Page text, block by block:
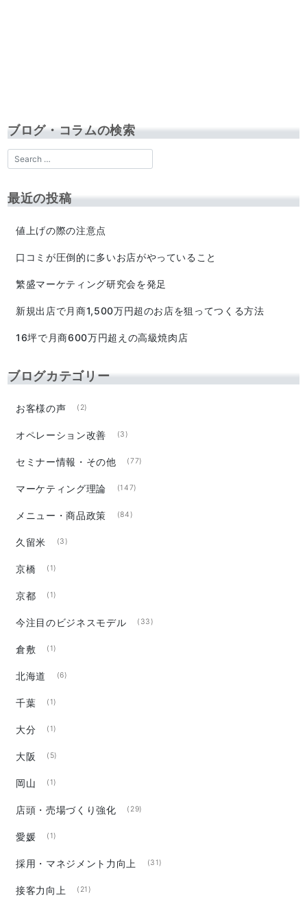
ブログ・コラムの検索
最近の投稿
値上げの際の注意点
口コミが圧倒的に多いお店がやっていること
繁盛マーケティング研究会を発足
新規出店で月商1,500万円超のお店を狙ってつくる方法
16坪で月商600万円超えの高級焼肉店
ブログカテゴリー
お客様の声 (2)
オペレーション改善 (3)
セミナー情報・その他 (77)
マーケティング理論 (147)
メニュー・商品政策 (84)
久留米 (3)
京橋 (1)
京都 (1)
今注目のビジネスモデル (33)
倉敷 (1)
北海道 (6)
千葉 (1)
大分 (1)
大阪 (5)
岡山 (1)
店頭・売場づくり強化 (29)
愛媛 (1)
採用・マネジメント力向上 (31)
接客力向上 (21)